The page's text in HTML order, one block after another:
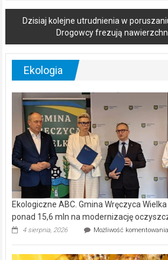
Dzisiaj kolejne utrudnienia w
Drogowcy frezują
Ekologia
Ekologiczne ABC. Gmina Wręczyca
ponad 15,6 mln na modernizację
4 sierpnia, 2026 Możliwość komentowania